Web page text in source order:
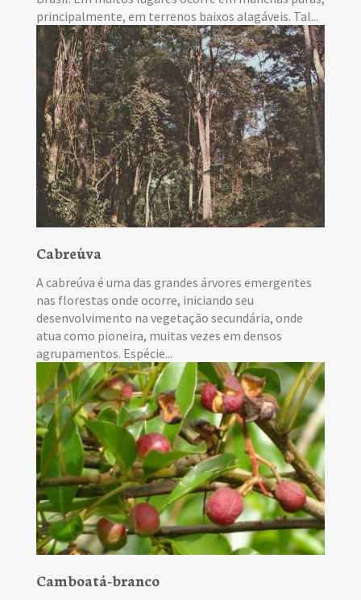
principalmente, em terrenos baixos alagáveis. Tal...
Cabreúva
A cabreúva é uma das grandes árvores emergentes
nas florestas onde ocorre, iniciando seu
desenvolvimento na vegetação secundária, onde
atua como pioneira, muitas vezes em densos
agrupamentos. Espécie...
Camboatá-branco